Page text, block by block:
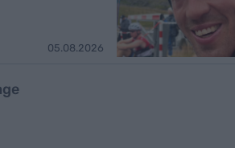
05.08.2026